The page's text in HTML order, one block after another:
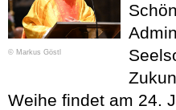
© Markus Göstl
Weihe findet am 24.